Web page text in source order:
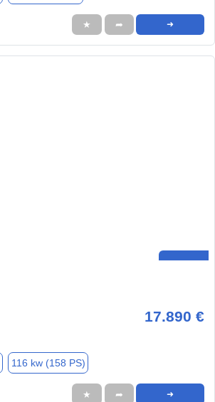
★ ➦ ➜
17.890 €
116 kw (158 PS)
★ ➦ ➜